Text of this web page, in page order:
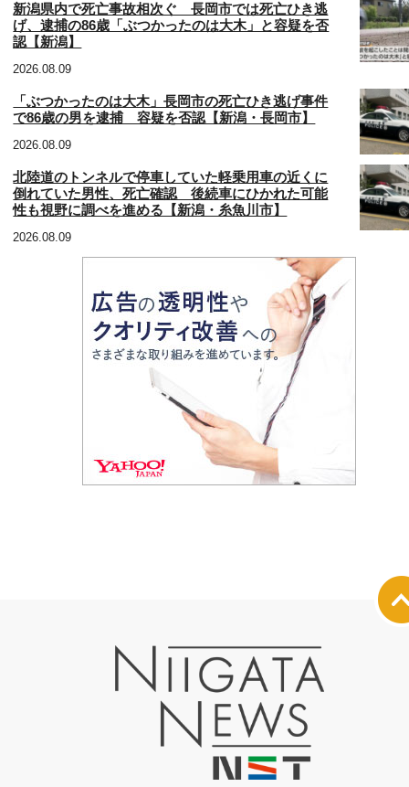
新潟県内で死亡事故相次ぐ 長岡市では死亡ひき逃
げ、逮捕の86歳「ぶつかったのは大木」と容疑を否
認【新潟】
2026.08.09
「ぶつかったのは大木」長岡市の死亡ひき逃げ事件
で86歳の男を逮捕 容疑を否認【新潟・長岡市】
2026.08.09
北陸道のトンネルで停車していた軽乗用車の近くに
倒れていた男性、死亡確認 後続車にひかれた可能
性も視野に調べを進める【新潟・糸魚川市】
2026.08.09